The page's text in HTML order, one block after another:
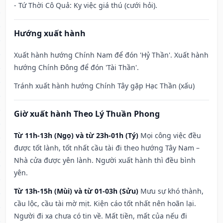
- Tứ Thời Cô Quả: Kỵ việc giá thú (cưới hỏi).
Hướng xuất hành
Xuất hành hướng Chính Nam để đón 'Hỷ Thần'. Xuất hành
hướng Chính Đông để đón 'Tài Thần'.
Tránh xuất hành hướng Chính Tây gặp Hạc Thần (xấu)
Giờ xuất hành Theo Lý Thuần Phong
Từ 11h-13h (Ngọ) và từ 23h-01h (Tý) Mọi công việc đều
được tốt lành, tốt nhất cầu tài đi theo hướng Tây Nam –
Nhà cửa được yên lành. Người xuất hành thì đều bình
yên.
Từ 13h-15h (Mùi) và từ 01-03h (Sửu) Mưu sự khó thành,
cầu lộc, cầu tài mờ mịt. Kiện cáo tốt nhất nên hoãn lại.
Người đi xa chưa có tin về. Mất tiền, mất của nếu đi